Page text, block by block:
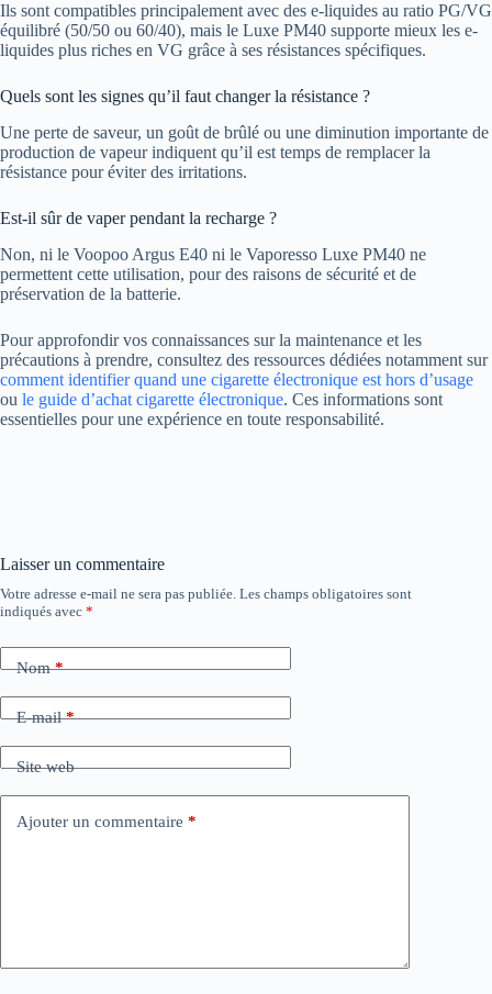
Ils sont compatibles principalement avec des e-liquides au ratio PG/VG
équilibré (50/50 ou 60/40), mais le Luxe PM40 supporte mieux les e-
liquides plus riches en VG grâce à ses résistances spécifiques.
Quels sont les signes qu’il faut changer la résistance ?
Une perte de saveur, un goût de brûlé ou une diminution importante de
production de vapeur indiquent qu’il est temps de remplacer la
résistance pour éviter des irritations.
Est-il sûr de vaper pendant la recharge ?
Non, ni le Voopoo Argus E40 ni le Vaporesso Luxe PM40 ne
permettent cette utilisation, pour des raisons de sécurité et de
préservation de la batterie.
Pour approfondir vos connaissances sur la maintenance et les
précautions à prendre, consultez des ressources dédiées notamment sur
comment identifier quand une cigarette électronique est hors d’usage
ou le guide d’achat cigarette électronique. Ces informations sont
essentielles pour une expérience en toute responsabilité.
Laisser un commentaire
Votre adresse e-mail ne sera pas publiée. Les champs obligatoires sont
indiqués avec *
Nom*
E-mail*
Site web
Ajouter un commentaire *